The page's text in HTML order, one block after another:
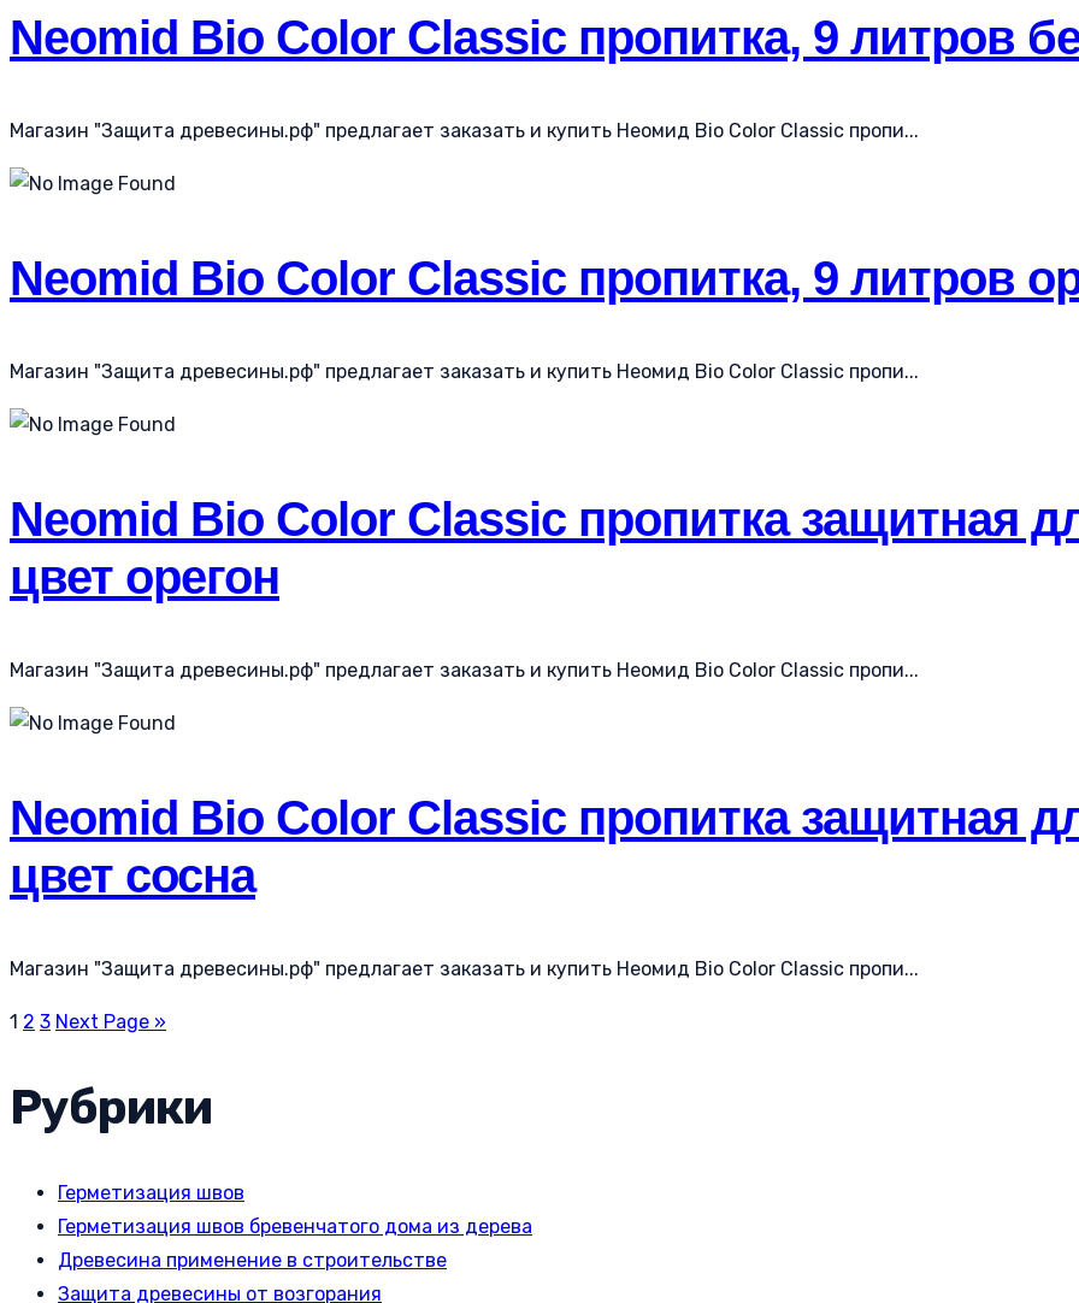
Neomid Bio Color Classic пропитка, 9 литров
Магазин "Защита древесины.рф" предлагает заказать и купить Неомид Bio Color Classic пропи...
Neomid Bio Color Classic пропитка, 9 литров
Магазин "Защита древесины.рф" предлагает заказать и купить Неомид Bio Color Classic пропи...
Neomid Bio Color Classic пропитка защитная
цвет орегон
Магазин "Защита древесины.рф" предлагает заказать и купить Неомид Bio Color Classic пропи...
Neomid Bio Color Classic пропитка защитная
цвет сосна
Магазин "Защита древесины.рф" предлагает заказать и купить Неомид Bio Color Classic пропи...
1 2 3 Next Page »
Рубрики
Герметизация швов
Герметизация швов бревенчатого дома из дерева
Древесина применение в строительстве
Защита древесины от возгорания